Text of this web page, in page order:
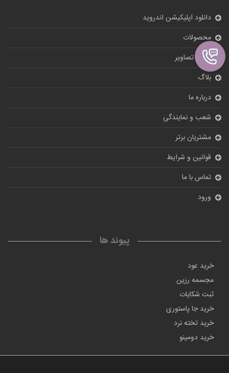
دانلود اپلیکیشن اندروید
محصولات
گالری تصاویر
بلاگ
درباره ما
شعب و نمایندگی
مشتریان برتر
قوانین و شرایط
تماس با ما
ورود
پیوند ها
خرید عود
مجسمه رزین
ثبت شکایات
خرید جا پاستوری
خرید تخته نرد
خرید دومینو